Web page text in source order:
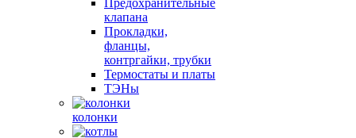
Предохранительные
клапана
Прокладки,
фланцы,
контргайки, трубки
Термостаты и платы
ТЭНы
колонки